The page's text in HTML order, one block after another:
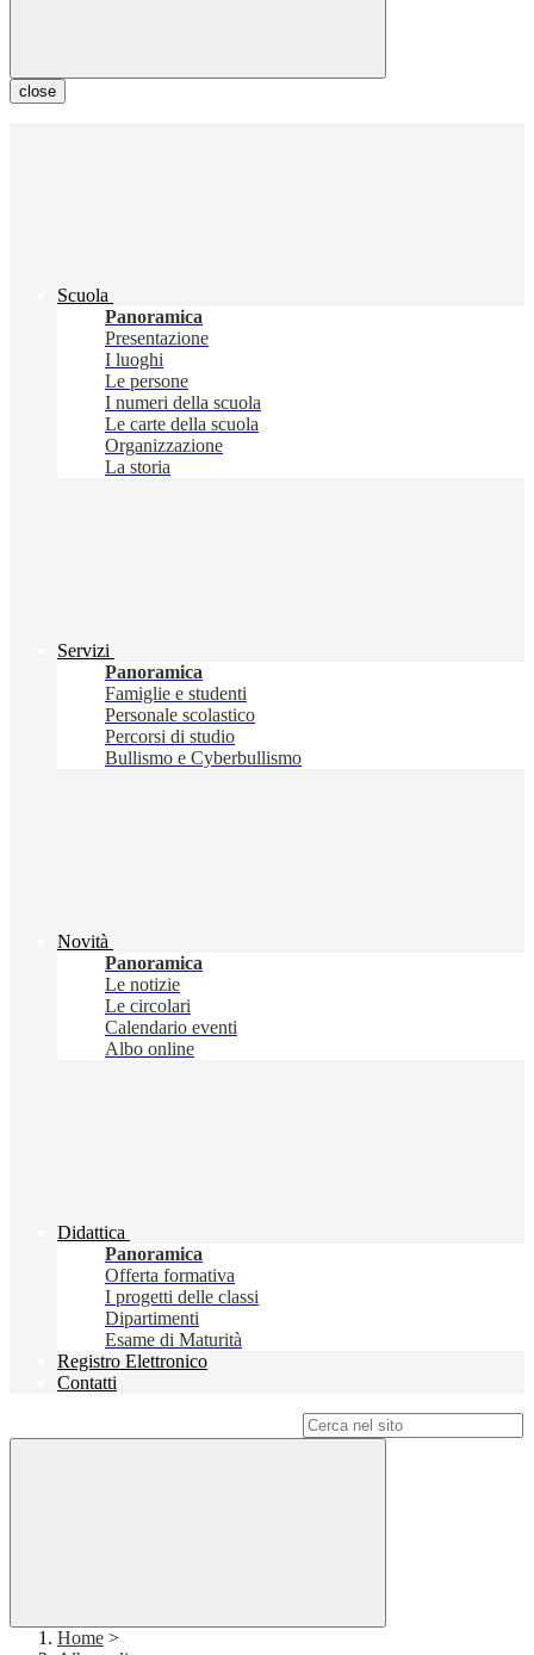
close
Scuola
Panoramica
Presentazione
I luoghi
Le persone
I numeri della scuola
Le carte della scuola
Organizzazione
La storia
Servizi
Panoramica
Famiglie e studenti
Personale scolastico
Percorsi di studio
Bullismo e Cyberbullismo
Novità
Panoramica
Le notizie
Le circolari
Calendario eventi
Albo online
Didattica
Panoramica
Offerta formativa
I progetti delle classi
Dipartimenti
Esame di Maturità
Registro Elettronico
Contatti
Home >